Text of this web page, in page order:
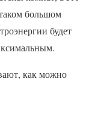
большом
будет
как можно